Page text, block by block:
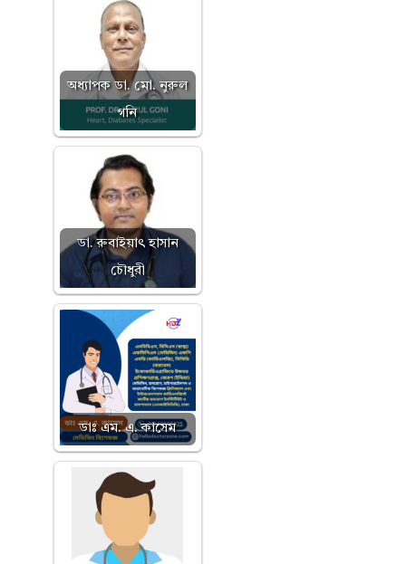
অধ্যাপক ডা. মো. নুরুল
গনি
ডা. রুবাইয়াৎ হাসান
চৌধুরী
ডাঃ এম. এ. কাসেম